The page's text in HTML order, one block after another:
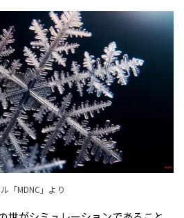
「MDNC」より